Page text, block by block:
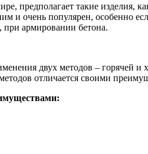
предполагает такие изделия,
и очень популярен, особенно
при армировании бетона.
двух методов – горячей
отличается своими